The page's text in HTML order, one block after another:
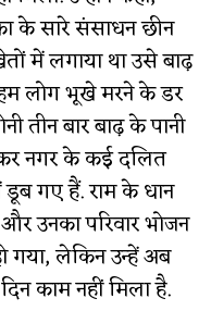
के सारे संसाधन छीन
में लगाया था उसे बाढ़
हम लोग भूखे मरने के डर
तीन बार बाढ़ के पानी
नगर के कई दलित
गए हैं. राम के धान
उनका परिवार भोजन
गया, लेकिन उन्हें अब
काम नहीं मिला है.